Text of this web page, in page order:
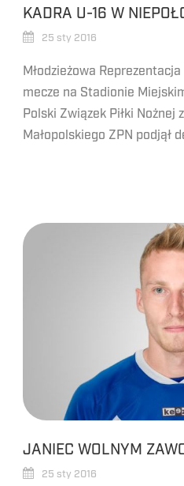
KADRA U-16 W
25 sty 2016
Młodzieżowa
mecze na Stadionie
Polski Związek Piłki Nożnej
Małopolskiego ZPN podjął
JANIEC WOLNYM
25 sty 2016